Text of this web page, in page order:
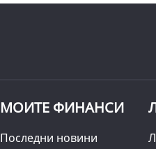
МОИТЕ ФИНАНСИ
Последни новини